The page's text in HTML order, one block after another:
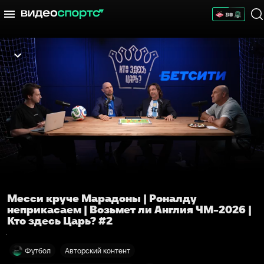
Месси круче Марадоны | Роналду
неприкасаем | Возьмет ли Англия ЧМ-2026 |
Кто здесь Царь? #2
Футбол
Авторский контент